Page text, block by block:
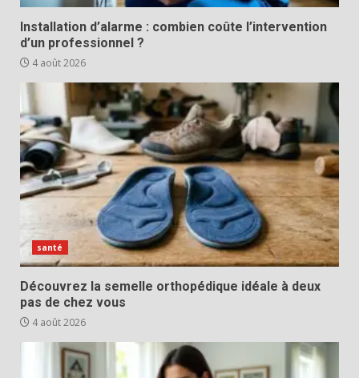
Installation d’alarme : combien coûte l’intervention
d’un professionnel ?
4 août 2026
santé
Découvrez la semelle orthopédique idéale à deux
pas de chez vous
4 août 2026